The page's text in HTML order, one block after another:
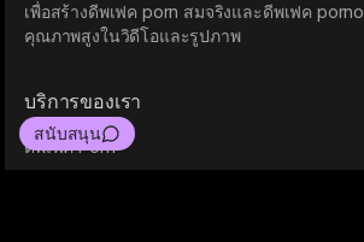
เพื่อสร้างดีพเฟค porn สมจริงและดีพเฟค porno
คุณภาพสูงในวิดีโอและรูปภาพ
บริการของเรา
ดีพเฟค Porn
สนับสนุน